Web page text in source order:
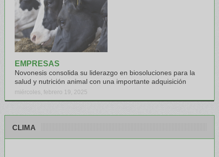
EMPRESAS
Novonesis consolida su liderazgo en biosoluciones para la
salud y nutrición animal con una importante adquisición
miércoles, febrero 19, 2025
CLIMA